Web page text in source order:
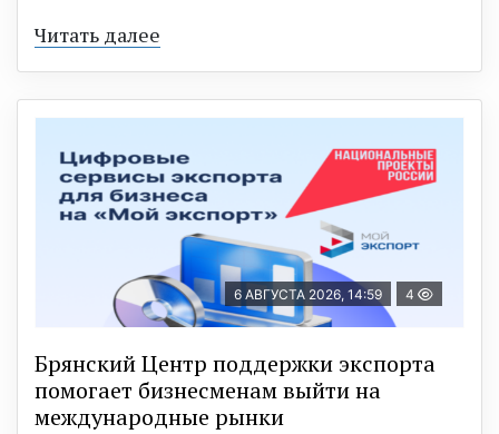
Читать далее
6 АВГУСТА 2026, 14:59 4
Брянский Центр поддержки экспорта
помогает бизнесменам выйти на
международные рынки